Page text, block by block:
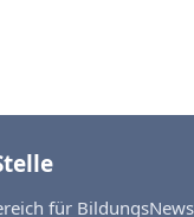
für